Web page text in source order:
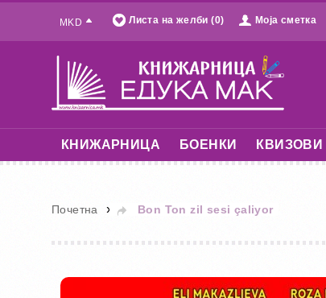
MKD Листа на желби (0) Моја сметка
КНИЖАРНИЦА БОЕНКИ КВИЗОВИ
Почетна » Bon Ton zil sesi çaliyor